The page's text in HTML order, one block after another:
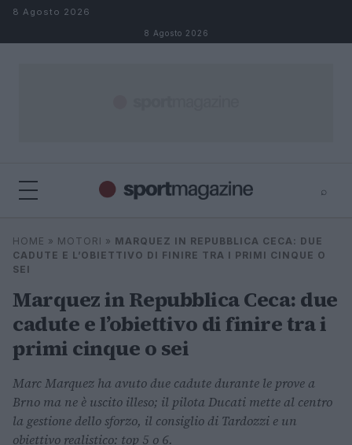
Salta al contenuto
8 Agosto 2026
8 Agosto 2026
⌕
Cerca
⌕
HOME » MOTORI » MARQUEZ IN REPUBBLICA CECA: DUE
CADUTE E L’OBIETTIVO DI FINIRE TRA I PRIMI CINQUE O
SEI
Marquez in Repubblica Ceca: due
cadute e l’obiettivo di finire tra i
primi cinque o sei
Marc Marquez ha avuto due cadute durante le prove a
Brno ma ne è uscito illeso; il pilota Ducati mette al centro
la gestione dello sforzo, il consiglio di Tardozzi e un
obiettivo realistico: top 5 o 6.